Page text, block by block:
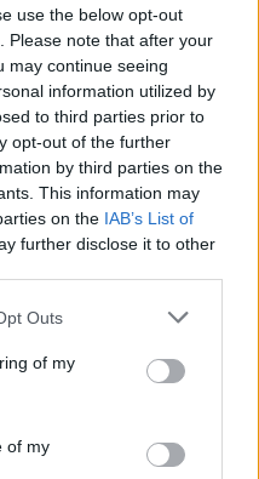
use the below opt-out
Please note that after your
may continue seeing
information utilized by
to third parties prior to
opt-out of the further
by third parties on the
This information may
on the IAB’s List of
further disclose it to other
uses one or more Google
You may click to
its third-party tags to
purposes in below Google
Outs
of my
of my
Italiana della